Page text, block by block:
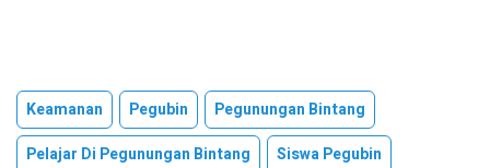
Keamanan Pegubin
Pegunungan Bintang
Pelajar Di Pegunungan Bintang
Siswa Pegubin